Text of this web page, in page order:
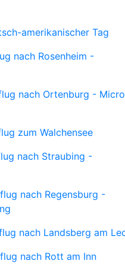
amerikanischer Tag
nach Rosenheim -
nach Ortenburg - Micro
zum Walchensee
nach Straubing -
nach Regensburg -
nach Landsberg am
nach Rott am Inn